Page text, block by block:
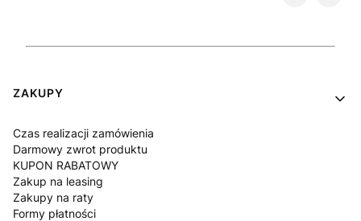
Linki w stopce
ZAKUPY
Czas realizacji zamówienia
Darmowy zwrot produktu
KUPON RABATOWY
Zakup na leasing
Zakupy na raty
Formy płatności